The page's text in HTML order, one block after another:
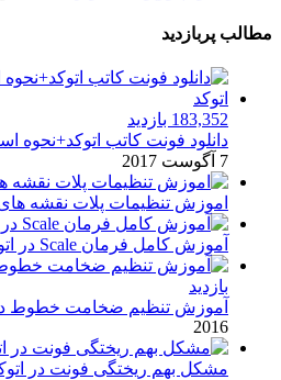
مطالب پربازدید
183,352 بازدید
دانلود فونت کاتب اتوکد+نحوه
7 آگوست 2017
اموزش تنظیمات پلات نقشه های
آموزش کامل فرمان Scale در اتوکد
بازدید
آموزش تنظیم ضخامت خطوط در
2016
مشکل بهم ریختگی فونت در